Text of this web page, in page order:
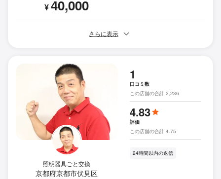
¥40,000
さらに表示
照明器具ごと交換
京都府京都市伏見区
1
口コミ数
この店舗の合計 2,236
4.83
評価
この店舗の合計 4.75
24時間以内の返信